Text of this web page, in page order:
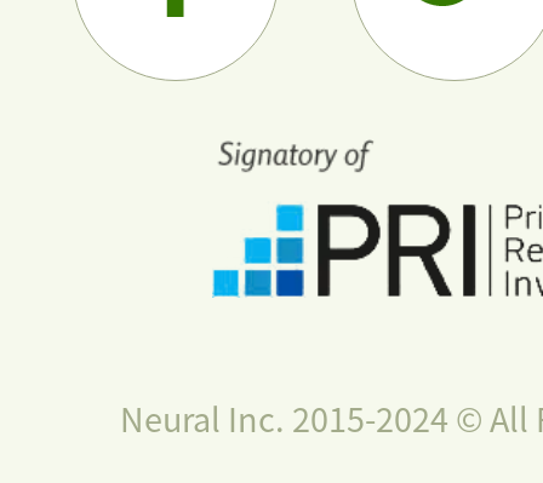
Neural Inc. 2015-2024 © All